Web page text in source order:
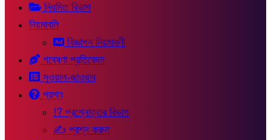
নিয়মিত বিভাগ
নিয়মাবলি
বিজ্ঞাপন নিয়মাবলী
গবেষণা প্রতিবেদন
সুওয়াল-জাওয়াব
প্রশ্ন
⁉ প্রশ্নোত্তর বিভাগ
✍ প্রশ্ন করুন